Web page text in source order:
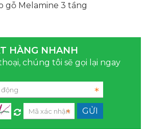
gỗ Melamine 3 tầng
HÀNG NHANH
chúng tôi sẽ gọi lại ngay